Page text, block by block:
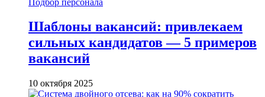
Шаблоны вакансий: привлекаем
сильных кандидатов — 5 примеров
вакансий
10 октября 2025